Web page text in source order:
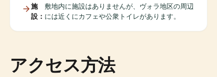
施
設：
敷地内に施設はありませんが、ヴォラ地区の周辺
には近くにカフェや公衆トイレがあります。
アクセス方法